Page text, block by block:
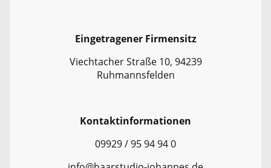
Eingetragener Firmensitz
Viechtacher Straße 10, 94239
Ruhmannsfelden
Kontaktinformationen
09929 / 95 94 94 0